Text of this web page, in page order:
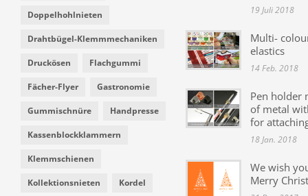
Doppelhohlnieten
Drahtbügel-Klemmmechaniken
Druckösen Flachgummi
Fächer-Flyer Gastronomie
Gummischnüre Handpresse
Kassenblockklammern
Klemmschienen
Kollektionsnieten Kordel
19 Juli 2018
Multi-
elastics
14 Feb. 2018
Pen holder
of metal
for
18 Jan. 2018
We wish
Merry